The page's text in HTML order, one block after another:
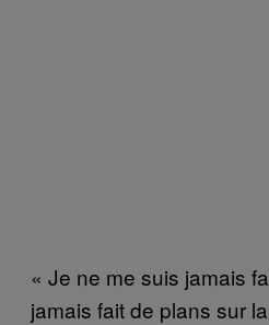
« Je ne me suis jamais
jamais fait de plans sur